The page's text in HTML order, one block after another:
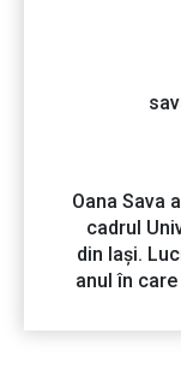
Oana Sava
cadrul
din Iași.
anul în